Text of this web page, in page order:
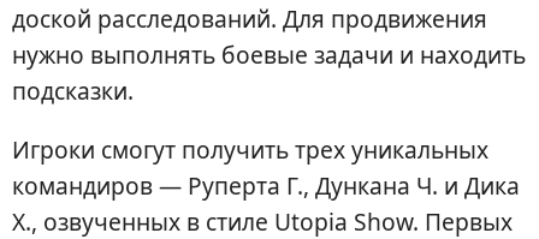
доской расследований. Для продвижения
нужно выполнять боевые задачи и находить
подсказки.
Игроки смогут получить трех уникальных
командиров — Руперта Г., Дункана Ч. и Дика
Х., озвученных в стиле Utopia Show. Первых